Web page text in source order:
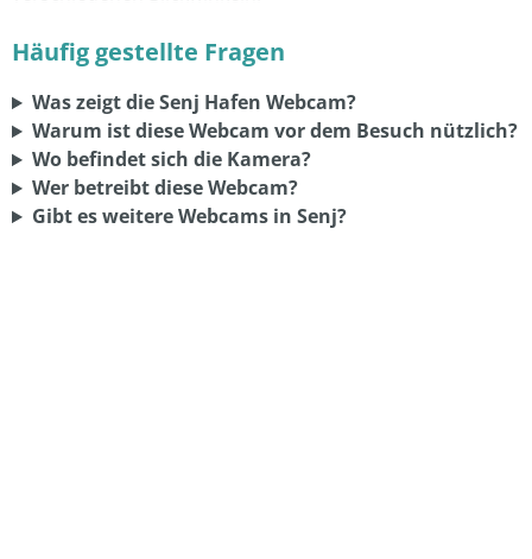
Häufig gestellte Fragen
Was zeigt die Senj Hafen Webcam?
Warum ist diese Webcam vor dem Besuch nützlich?
Wo befindet sich die Kamera?
Wer betreibt diese Webcam?
Gibt es weitere Webcams in Senj?